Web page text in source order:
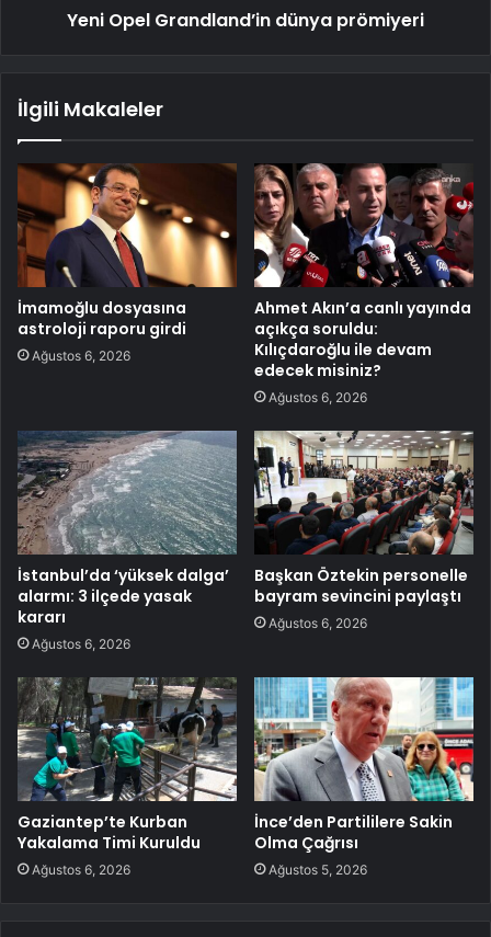
Yeni Opel Grandland’in dünya prömiyeri
İlgili Makaleler
İmamoğlu dosyasına
astroloji raporu girdi
Ağustos 6, 2026
Ahmet Akın’a canlı yayında
açıkça soruldu:
Kılıçdaroğlu ile devam
edecek misiniz?
Ağustos 6, 2026
İstanbul’da ‘yüksek dalga’
alarmı: 3 ilçede yasak
kararı
Ağustos 6, 2026
Başkan Öztekin personelle
bayram sevincini paylaştı
Ağustos 6, 2026
Gaziantep’te Kurban
Yakalama Timi Kuruldu
Ağustos 6, 2026
İnce’den Partililere Sakin
Olma Çağrısı
Ağustos 5, 2026